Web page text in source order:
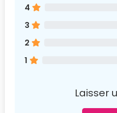
4
3
2
1
Laisser